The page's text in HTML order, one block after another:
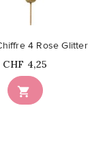

4 Rose Glitter
Prix
CHF 4,25